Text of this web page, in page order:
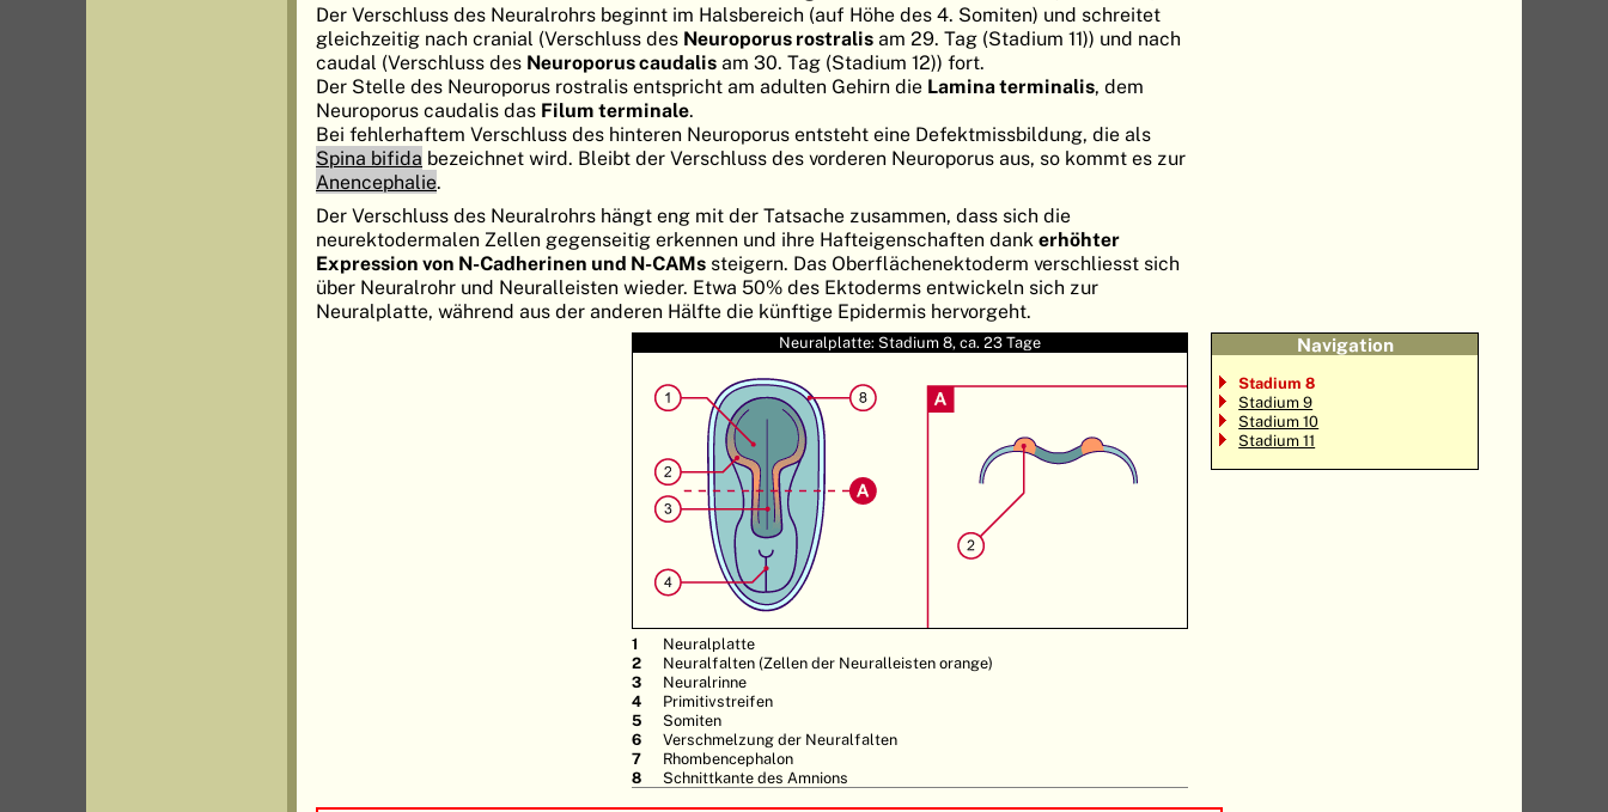
Der Verschluss des Neuralrohrs beginnt im Halsbereich (auf Höhe des 4. Somiten) und schreitet
gleichzeitig nach cranial (Verschluss des Neuroporus rostralis am 29. Tag (Stadium 11)) und nach
caudal (Verschluss des Neuroporus caudalis am 30. Tag (Stadium 12)) fort.
Der Stelle des Neuroporus rostralis entspricht am adulten Gehirn die Lamina terminalis, dem
Neuroporus caudalis das Filum terminale.
Bei fehlerhaftem Verschluss des hinteren Neuroporus entsteht eine Defektmissbildung, die als
Spina bifida bezeichnet wird. Bleibt der Verschluss des vorderen Neuroporus aus, so kommt es zur
Anencephalie.
Der Verschluss des Neuralrohrs hängt eng mit der Tatsache zusammen, dass sich die
neurektodermalen Zellen gegenseitig erkennen und ihre Hafteigenschaften dank erhöhter
Expression von N-Cadherinen und N-CAMs steigern. Das Oberflächenektoderm verschliesst sich
über Neuralrohr und Neuralleisten wieder. Etwa 50% des Ektoderms entwickeln sich zur
Neuralplatte, während aus der anderen Hälfte die künftige Epidermis hervorgeht.
Navigation
Stadium 8
Stadium 9
Stadium 10
Stadium 11
Neuralplatte: Stadium 8, ca. 23 Tage
Neuralplatte
Neuralfalten (Zellen der Neuralleisten orange)
Neuralrinne
Primitivstreifen
Somiten
Verschmelzung der Neuralfalten
Rhombencephalon
Schnittkante des Amnions